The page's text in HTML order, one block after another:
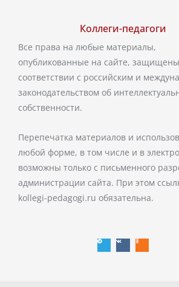
Коллеги-педагоги
Все права на любые материалы,
опубликованные на сайте,
соответствии с российским и
законодательством об
собственности.
Перепечатка материалов и
любой форме, в том числе и в
возможны только с письменного
администрации сайта. При этом
kollegi-pedagogi.ru обязательна.
a a